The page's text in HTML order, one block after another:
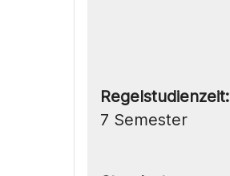
Regelstudienzeit:
7 Semester